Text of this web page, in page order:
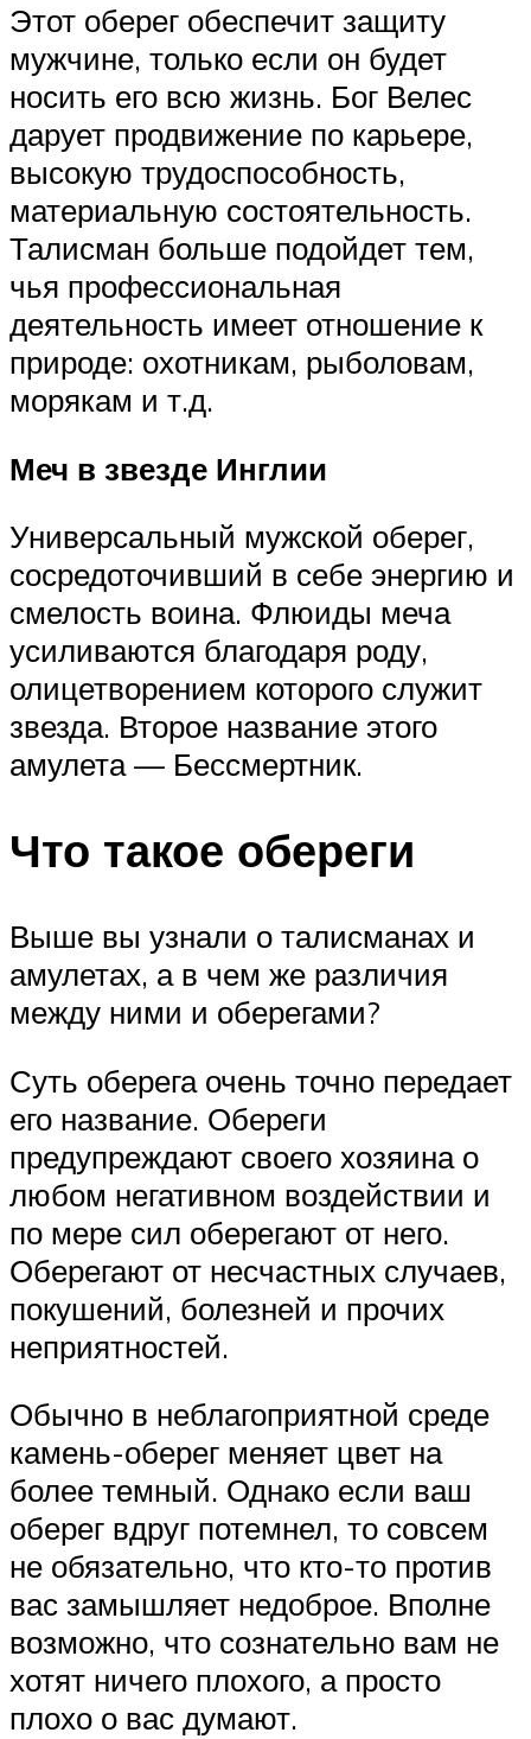
Этот оберег обеспечит защиту
мужчине, только если он будет
носить его всю жизнь. Бог Велес
дарует продвижение по карьере,
высокую трудоспособность,
материальную состоятельность.
Талисман больше подойдет тем,
чья профессиональная
деятельность имеет отношение к
природе: охотникам, рыболовам,
морякам и т.д.
Меч в звезде Инглии
Универсальный мужской оберег,
сосредоточивший в себе энергию и
смелость воина. Флюиды меча
усиливаются благодаря роду,
олицетворением которого служит
звезда. Второе название этого
амулета — Бессмертник.
Что такое обереги
Выше вы узнали о талисманах и
амулетах, а в чем же различия
между ними и оберегами?
Суть оберега очень точно передает
его название. Обереги
предупреждают своего хозяина о
любом негативном воздействии и
по мере сил оберегают от него.
Оберегают от несчастных случаев,
покушений, болезней и прочих
неприятностей.
Обычно в неблагоприятной среде
камень-оберег меняет цвет на
более темный. Однако если ваш
оберег вдруг потемнел, то совсем
не обязательно, что кто-то против
вас замышляет недоброе. Вполне
возможно, что сознательно вам не
хотят ничего плохого, а просто
плохо о вас думают.